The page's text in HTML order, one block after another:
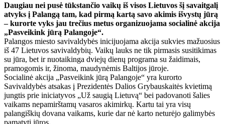
Daugiau nei pusė tūkstančio vaikų iš visos Lietuvos šį savaitgalį
atvyks į Palangą tam, kad pirmą kartą savo akimis išvystų jūrą
– kurorte vyks jau trečius metus organizuojama socialinė akcija
„Pasveikink jūrą Palangoje“.
Palangos miesto savivaldybės inicijuojama akcija sukvies mažuosius
iš 47 Lietuvos savivaldybių. Vaikų lauks ne tik pirmasis susitikimas
su jūra, bet ir nuotaikinga dviejų dienų programa su žaidimais,
pramogomis ir, žinoma, maudynėmis Baltijos jūroje.
Socialinė akcija „Pasveikink jūrą Palangoje“ yra kurorto
Savivaldybės atsakas į Prezidentės Dalios Grybauskaitės kvietimą
jungtis prie iniciatyvos „Už saugią Lietuvą“ bei padovanoti šalies
vaikams nepamirštamų vasaros akimirkų. Kartu tai yra visų
palangiškių dovana vaikams, kurie dar nė karto neturėjo galimybės
pamatyti jūros.